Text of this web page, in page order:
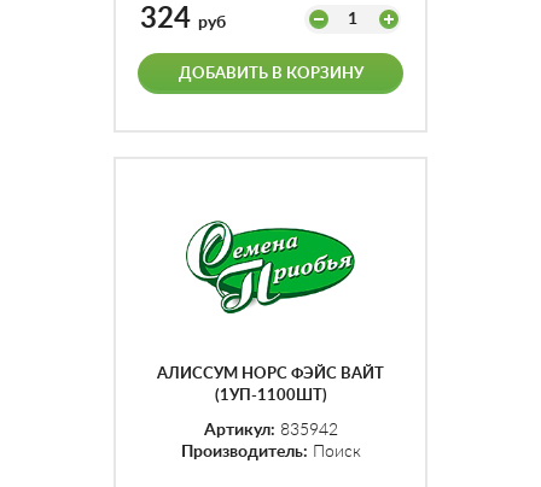
324 руб 1
ДОБАВИТЬ В КОРЗИНУ
АЛИССУМ НОРС ФЭЙС ВАЙТ
(1УП-1100ШТ)
Артикул: 835942
Производитель: Поиск